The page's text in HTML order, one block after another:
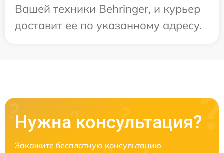
Вашей техники Behringer, и курьер
доставит ее по указанному адресу.
Нужна консультация?
Закажите бесплатную консультацию